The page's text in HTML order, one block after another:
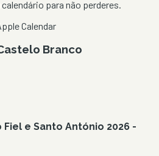
para não perderes.
Calendar
Branco
e Santo António 2026 -